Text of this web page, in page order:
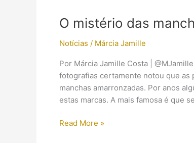
anos
é
encontrada
Egito
ainda
com
suas
O mistério das
Notícias / Márcia Jamille
Por Márcia Jamille Costa |
fotografias certamente notou que as
manchas amarronzadas. Por anos
estas marcas. A mais famosa é que
O
Read More »